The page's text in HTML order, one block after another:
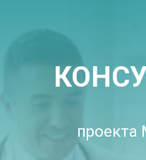
проекта